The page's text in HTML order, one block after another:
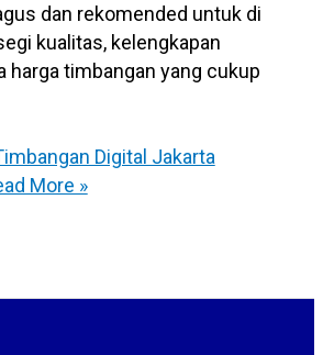
dan rekomended untuk di
kualitas, kelengkapan
harga timbangan yang cukup
Digital Jakarta
More »